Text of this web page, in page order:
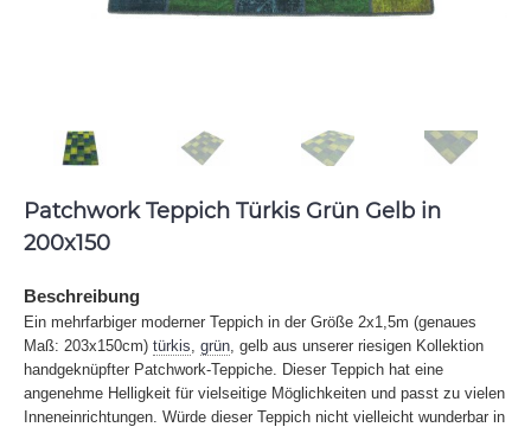
Patchwork Teppich Türkis Grün Gelb in
200x150
Beschreibung
Ein mehrfarbiger moderner Teppich in der Größe 2x1,5m (genaues
Maß: 203x150cm) türkis grün , gelb aus unserer riesigen Kollektion
handgeknüpfter Patchwork-Teppiche. Dieser Teppich hat eine
angenehme Helligkeit für vielseitige Möglichkeiten und passt zu vielen
Inneneinrichtungen. Würde dieser Teppich nicht vielleicht wunderbar in